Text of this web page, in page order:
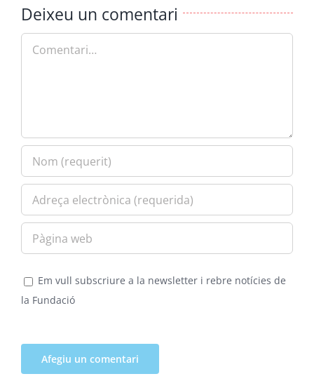
Deixeu un comentari
Em vull subscriure a la newsletter i rebre notícies de
la Fundació